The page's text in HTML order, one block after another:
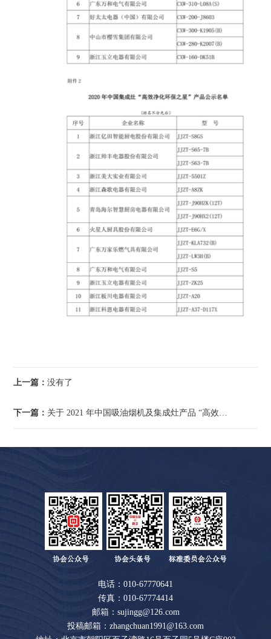
上一篇：没有了
下一篇： 关于 2021 年中国吸油烟机及集成灶产品 “高效净化环保之星”评价结果的公示
电话：010-67770641
传真：010-67774414
邮箱：sujingg@126.com
投稿邮箱：zhangchuan1991@163.com